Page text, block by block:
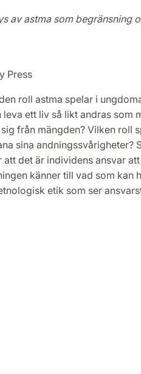
av astma som begränsning
Press
roll astma spelar i
ett liv så likt andras som
från mängden? Vilken roll
sina andningssvårigheter?
det är individens ansvar
känner till vad som kan
etik som ser